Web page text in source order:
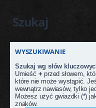
Szukaj
WYSZUKIWANIE
Szukaj wg słów
Umieść + przed słowem,
które nie może wystąpić.
wewnątrz nawiasów, tylko
Możesz użyć gwiazdki (*)
znaków.